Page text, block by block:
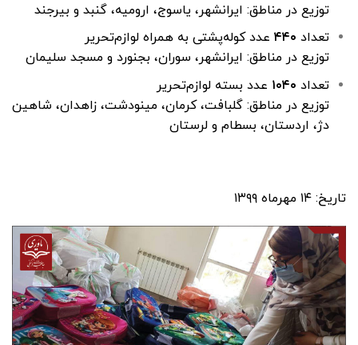
توزیع در مناطق: ایرانشهر، یاسوج، ارومیه، گنبد و بیرجند
تعداد ۴۴۰عدد کوله‌پشتی به همراه لوازم‌تحریر
توزیع در مناطق: ایرانشهر، سوران، بجنورد و مسجد سلیمان
تعداد ۱۰۴۰ عدد بسته لوازم‌تحریر
توزیع در مناطق: گلبافت، کرمان، مینودشت، زاهدان، شاهین
دژ، اردستان، بسطام و لرستان
تاریخ: ۱۴ مهرماه ۱۳۹۹